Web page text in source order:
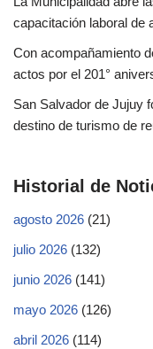
capacitación laboral de
Con acompañamiento
actos por el 201°
San Salvador de Jujuy
destino de turismo de
Historial de
agosto 2026 (21)
julio 2026 (132)
junio 2026 (141)
mayo 2026 (126)
abril 2026 (114)